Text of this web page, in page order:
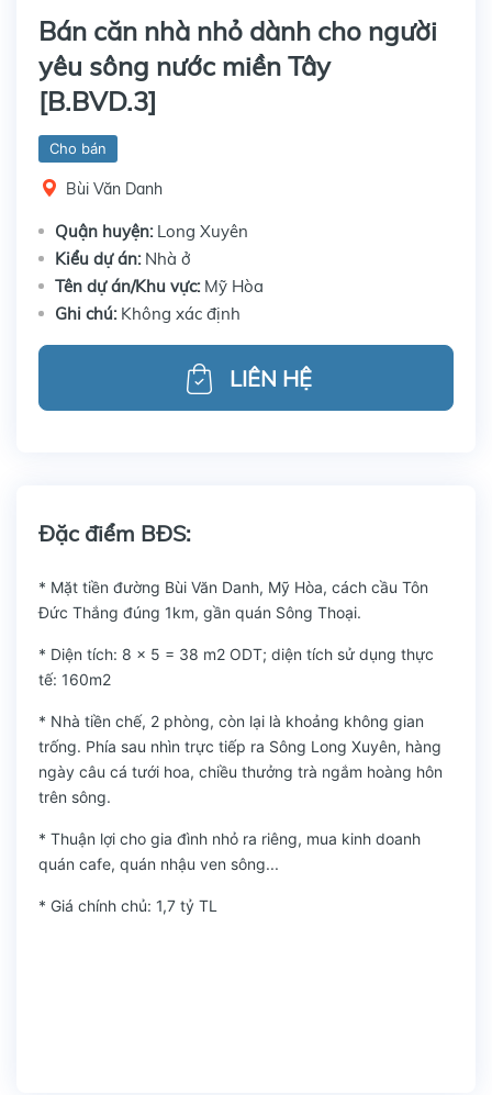
Bán căn nhà nhỏ dành cho người
yêu sông nước miền Tây
[B.BVD.3]
Cho bán
Bùi Văn Danh
Quận huyện: Long Xuyên
Kiểu dự án: Nhà ở
Tên dự án/Khu vực: Mỹ Hòa
Ghi chú: Không xác định
LIÊN HỆ
Đặc điểm BĐS:
* Mặt tiền đường Bùi Văn Danh, Mỹ Hòa, cách cầu Tôn
Đức Thắng đúng 1km, gần quán Sông Thoại.
* Diện tích: 8 x 5 = 38 m2 ODT; diện tích sử dụng thực
tế: 160m2
* Nhà tiền chế, 2 phòng, còn lại là khoảng không gian
trống. Phía sau nhìn trực tiếp ra Sông Long Xuyên, hàng
ngày câu cá tưới hoa, chiều thưởng trà ngắm hoàng hôn
trên sông.
* Thuận lợi cho gia đình nhỏ ra riêng, mua kinh doanh
quán cafe, quán nhậu ven sông...
* Giá chính chủ: 1,7 tỷ TL